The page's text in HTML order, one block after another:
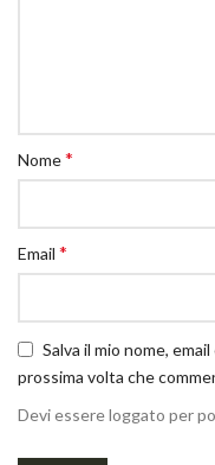
Nome*
Email *
Salva il mio nome,
prossima volta che
Devi essere loggato per